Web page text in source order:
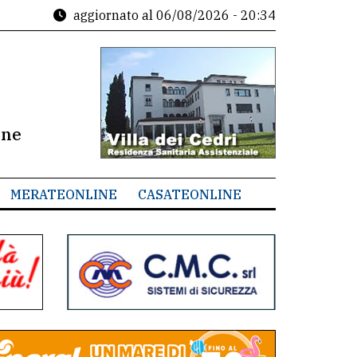
aggiornato al 06/08/2026 - 20:34
MERATEONLINE CASATEONLINE